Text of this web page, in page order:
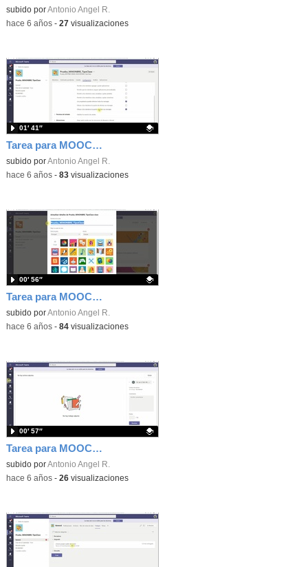
Contenido educativo.
subido porAntonio Angel R.
-hace 6 años- 27 visualizaciones
Tarea para MOOC Teams 10 - Permisos de miembros
Contenido educativo.
subido porAntonio Angel R.
01′ 41″
-hace 6 años- 83visualizaciones
Tarea para MOOC Teams 9 - Editar equipo
Contenido educativo.
subido porAntonio Angel R.
00′ 56″
-hace 6 años- 84visualizaciones
Tarea para MOOC Teams 8B - Detalles sobre tareas
Contenido educativo.
subido porAntonio Angel R.
00′ 57″
-hace 6 años- 26visualizaciones